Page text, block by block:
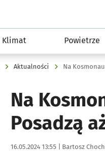
Klimat Powietrze
Aktualności Na
Na
Posadzą
Data publikacji:
16.05.2024 13:55 | Autor:
Bartosz